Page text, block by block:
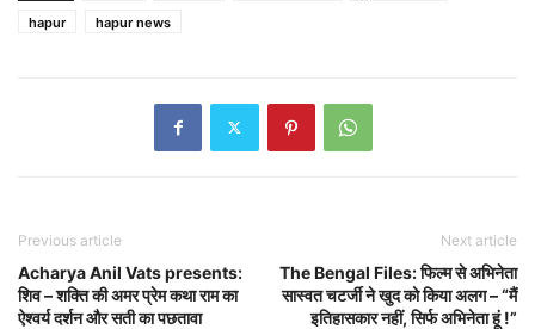
hapur
hapur news
Previous article
Acharya Anil Vats presents:
शिव – शक्ति की अमर प्रेम कथा राम का
ऐश्वर्य दर्शन और सती का पछतावा
Next article
The Bengal Files: फिल्म से अभिनेता
सास्वत चटर्जी ने खुद को किया अलग – “मैं
इतिहासकार नहीं, सिर्फ अभिनेता हूं !”